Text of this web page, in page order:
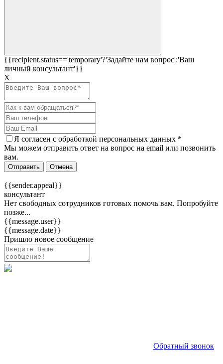
{{recipient.status=='temporary'?'Задайте нам вопрос':'Ваш
личный консультант'}}
Х
Я согласен c обработкой персональных данных *
Мы можем отправить ответ на вопрос на email или позвонить
вам.
Отправить Отмена
{{sender.appeal}}
консультант
Нет свободных сотрудников готовых помочь вам. Попробуйте
позже...
{{message.user}}
{{message.date}}
Пришло новое сообщение
Обратный звонок